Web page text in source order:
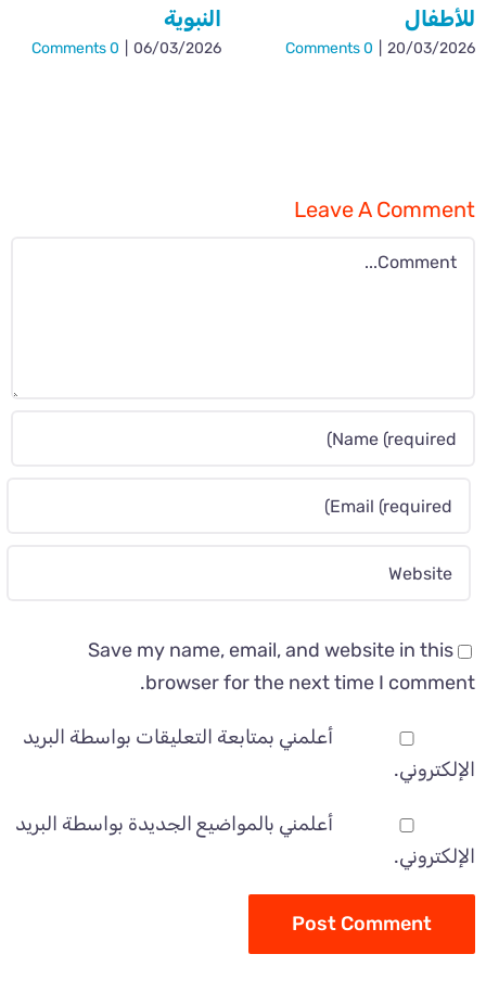
للأطفال
20/03/2026
0 Comments
النبوية
06/03/2026
0 Comments
Leave A Comment
Comment
Save my name, email, and website in this
browser for the next time I comment.
أعلمني بمتابعة التعليقات بواسطة البريد
الإلكتروني.
أعلمني بالمواضيع الجديدة بواسطة البريد
الإلكتروني.